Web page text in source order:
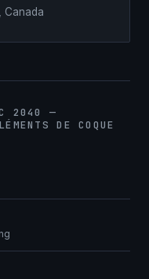
Canada
2040 —
DE COQUE